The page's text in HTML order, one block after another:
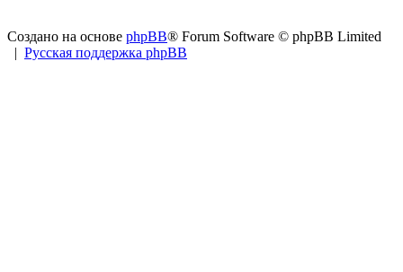
Создано на основе phpBB® Forum Software © phpBB Limited
| Русская поддержка phpBB